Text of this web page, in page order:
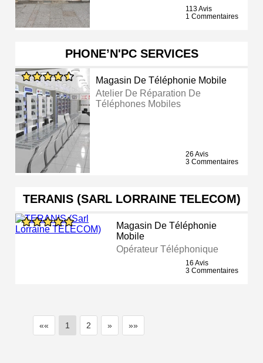
113 Avis
1 Commentaires
PHONE’N'PC SERVICES
Magasin De Téléphonie Mobile
Atelier De Réparation De
Téléphones Mobiles
26 Avis
3 Commentaires
TERANIS (SARL LORRAINE TELECOM)
Magasin De Téléphonie
Mobile
Opérateur Téléphonique
16 Avis
3 Commentaires
«« 1 2 » »»